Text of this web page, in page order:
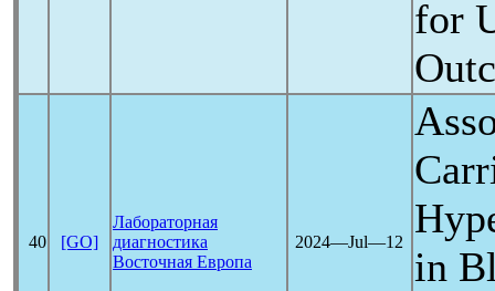
for
40 [GO]
Лабораторная
диагностика
Восточная Европа
2024―Jul―12
in